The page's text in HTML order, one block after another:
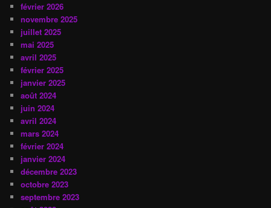
février 2026
novembre 2025
juillet 2025
mai 2025
avril 2025
février 2025
janvier 2025
août 2024
juin 2024
avril 2024
mars 2024
février 2024
janvier 2024
décembre 2023
octobre 2023
septembre 2023